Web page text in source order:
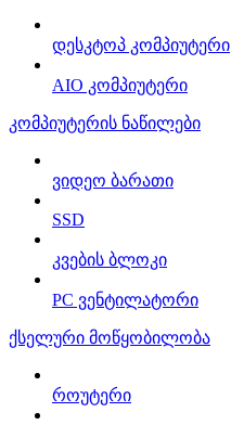
დესკტოპ კომპიუტერი
AIO კომპიუტერი
კომპიუტერის ნაწილები
ვიდეო ბარათი
SSD
კვების ბლოკი
PC ვენტილატორი
ქსელური მოწყობილობა
როუტერი